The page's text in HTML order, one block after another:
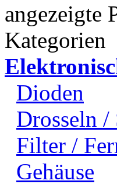
angezeigte
Kategorien
Dioden
Drosseln
Filter /
Gehäuse